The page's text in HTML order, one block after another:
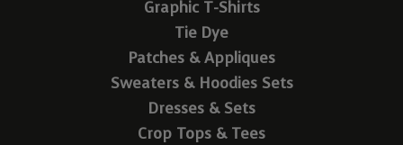
Graphic T-Shirts
Tie Dye
Patches & Appliques
Sweaters & Hoodies Sets
Dresses & Sets
Crop Tops & Tees